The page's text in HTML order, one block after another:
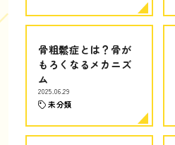
骨粗鬆症とは？骨が
もろくなるメカニズ
ム
2025.06.29
未分類